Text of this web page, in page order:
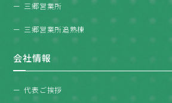
三郷営業所
三郷営業所追熟棟
会社情報
代表ご挨拶